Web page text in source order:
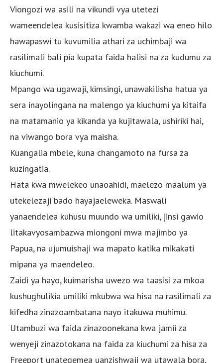
Viongozi wa asili na vikundi vya utetezi
wameendelea kusisitiza kwamba wakazi wa eneo hilo
hawapaswi tu kuvumilia athari za uchimbaji wa
rasilimali bali pia kupata faida halisi na za kudumu za
kiuchumi.
Mpango wa ugawaji, kimsingi, unawakilisha hatua ya
sera inayolingana na malengo ya kiuchumi ya kitaifa
na matamanio ya kikanda ya kujitawala, ushiriki hai,
na viwango bora vya maisha.
Kuangalia mbele, kuna changamoto na fursa za
kuzingatia.
Hata kwa mwelekeo unaoahidi, maelezo maalum ya
utekelezaji bado hayajaeleweka. Maswali
yanaendelea kuhusu muundo wa umiliki, jinsi gawio
litakavyosambazwa miongoni mwa majimbo ya
Papua, na ujumuishaji wa mapato katika mikakati
mipana ya maendeleo.
Zaidi ya hayo, kuimarisha uwezo wa taasisi za mkoa
kushughulikia umiliki mkubwa wa hisa na rasilimali za
kifedha zinazoambatana nayo itakuwa muhimu.
Utambuzi wa faida zinazoonekana kwa jamii za
wenyeji zinazotokana na faida za kiuchumi za hisa za
Freeport unategemea uanzishwaji wa utawala bora,